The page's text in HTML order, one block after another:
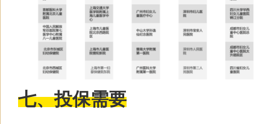
七、投保需要